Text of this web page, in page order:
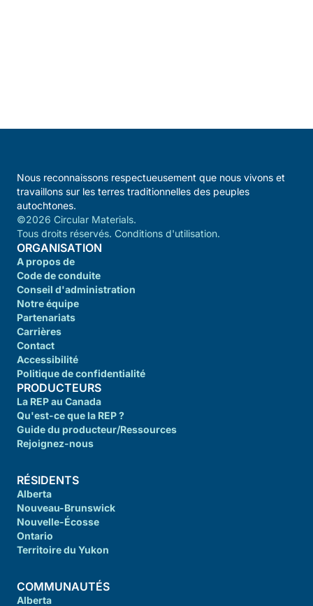
Nous reconnaissons respectueusement que nous vivons et
travaillons sur les terres traditionnelles des peuples
autochtones.
©2026 Circular Materials.
Tous droits réservés. Conditions d'utilisation.
ORGANISATION
A propos de
Code de conduite
Conseil d'administration
Notre équipe
Partenariats
Carrières
Contact
Accessibilité
Politique de confidentialité
PRODUCTEURS
La REP au Canada
Qu'est-ce que la REP ?
Guide du producteur/Ressources
Rejoignez-nous
RÉSIDENTS
Alberta
Nouveau-Brunswick
Nouvelle-Écosse
Ontario
Territoire du Yukon
COMMUNAUTÉS
Alberta